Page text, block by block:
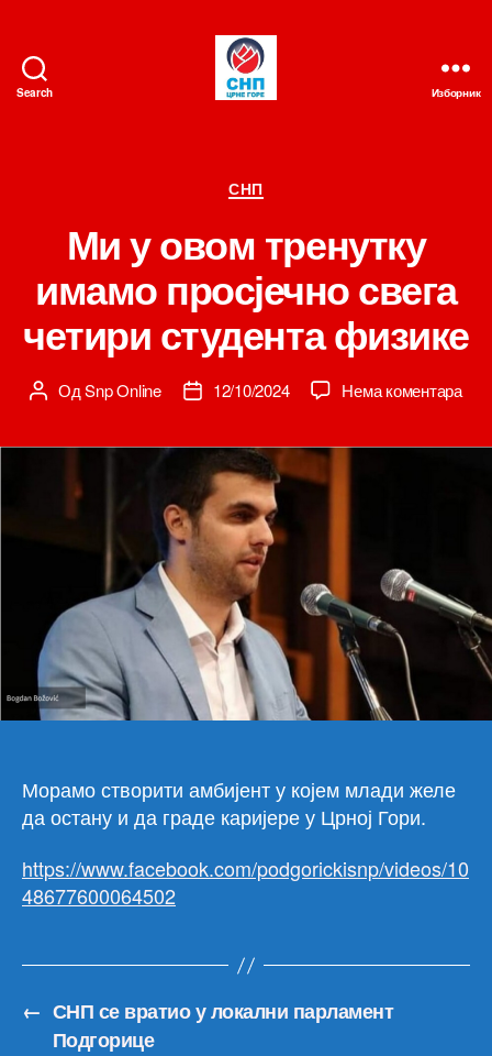
Search Изборник
Категорије
СНП
Ми у овом тренутку
имамо просјечно свега
четири студента физике
Аутор
ОдSnp Online
Датум12/10/2024 Нема коментарана
Морамо створити амбијент у којем млади желе
да остану и да граде каријере у Црној Гори.
https://www.facebook.com/podgorickisnp/videos/10
48677600064502
← СНП се вратио у локални парламент
Подгорице